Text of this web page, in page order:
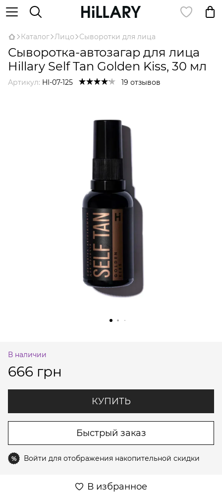
Каталог Лицо Сыворотки для лица
Сыворотка-автозагар для лица
Hillary Self Tan Golden Kiss, 30 мл
Артикул: HI-07-125 19 отзывов
В наличии
666 грн
КУПИТЬ
Быстрый заказ
% Войти для отображения накопительной скидки
В избранное